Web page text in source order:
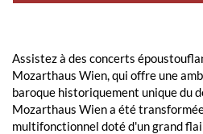
Assistez à des concerts
Mozarthaus Wien, qui offre une
baroque historiquement unique du
Mozarthaus Wien a été
multifonctionnel doté d'un grand